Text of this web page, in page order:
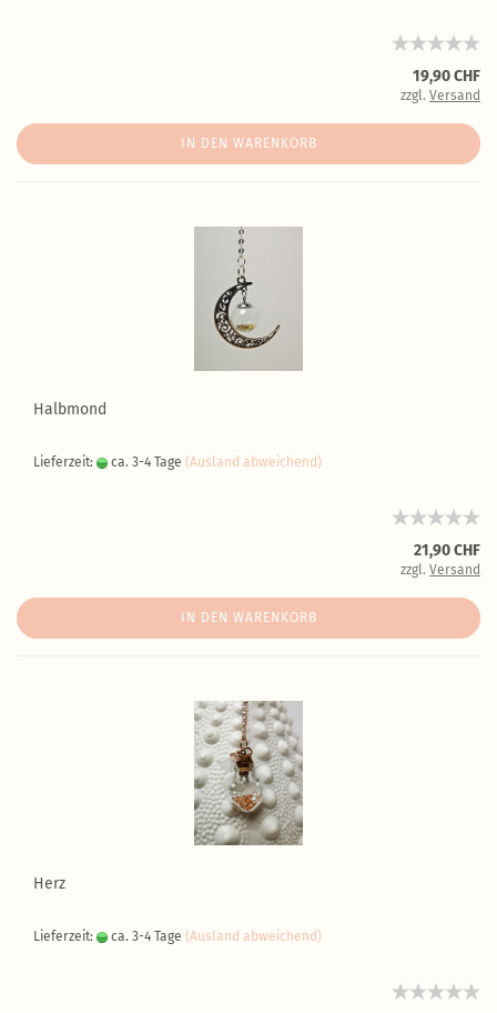
19,90 CHF
zzgl. Versand
IN DEN WARENKORB
Halbmond
Lieferzeit: ca. 3-4 Tage (Ausland abweichend)
21,90 CHF
zzgl. Versand
IN DEN WARENKORB
Herz
Lieferzeit: ca. 3-4 Tage (Ausland abweichend)